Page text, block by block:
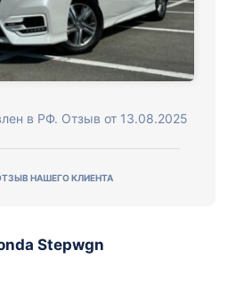
в РФ. Отзыв от 13.08.2025
НАШЕГО КЛИЕНТА
Stepwgn